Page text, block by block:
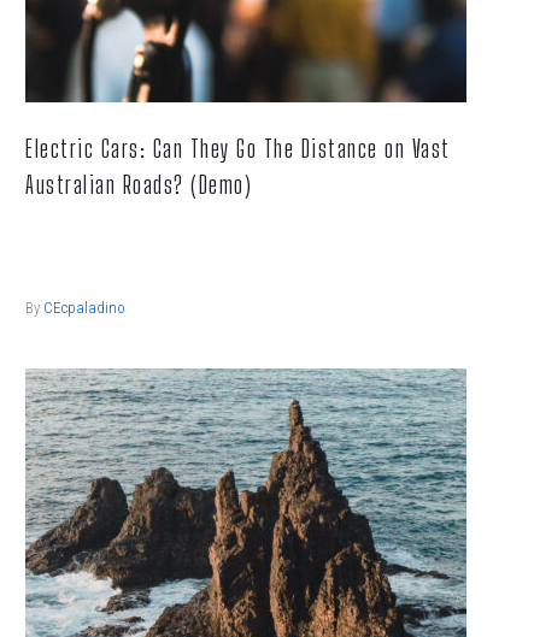
Electric Cars: Can They Go The Distance on Vast
Australian Roads? (Demo)
By CEcpaladino